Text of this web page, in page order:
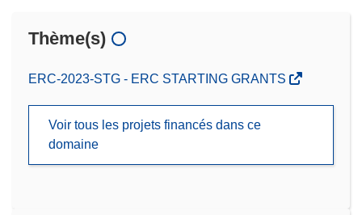
Thème(s)
ERC-2023-STG - ERC STARTING GRANTS
Voir tous les projets financés dans ce
domaine